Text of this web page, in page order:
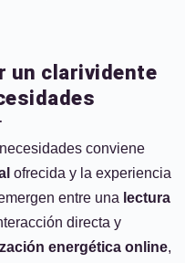
un clarividente
conviene
ofrecida y la experiencia
entre una lectura
directa y
energética online,